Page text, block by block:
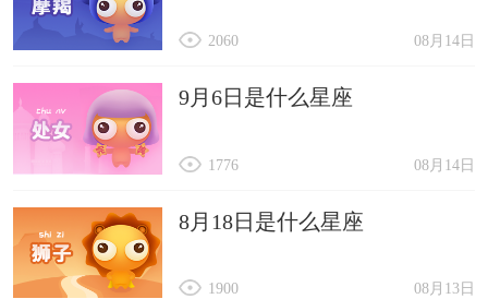
08月14日
2060
9月6日是什么星座
08月14日
1776
8月18日是什么星座
08月13日
1900